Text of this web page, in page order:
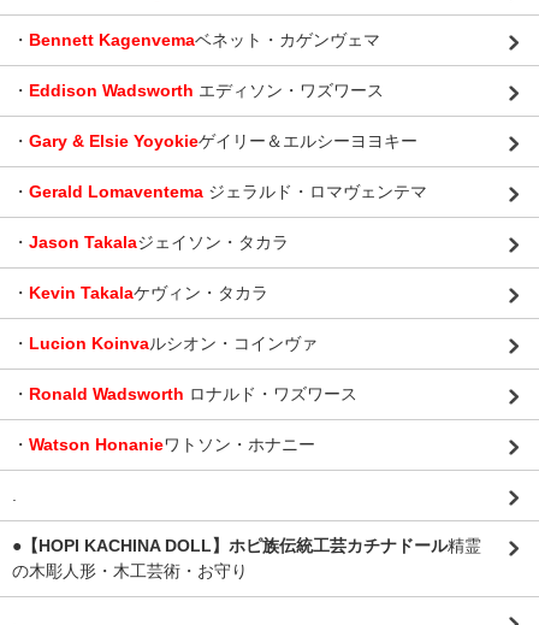
・ Bennett Kagenvemaベネット・カゲンヴェマ
・ Eddison Wadsworth エディソン・ワズワース
・ Gary & Elsie Yoyokieゲイリー＆エルシーヨヨキー
・ Gerald Lomaventema ジェラルド・ロマヴェンテマ
・ Jason Takalaジェイソン・タカラ
・ Kevin Takalaケヴィン・タカラ
・ Lucion Koinvaルシオン・コインヴァ
・ Ronald Wadsworth ロナルド・ワズワース
・ Watson Honanieワトソン・ホナニー
●【HOPI KACHINA DOLL】ホピ族伝統工芸カチナドール精霊
の木彫人形・木工芸術・お守り